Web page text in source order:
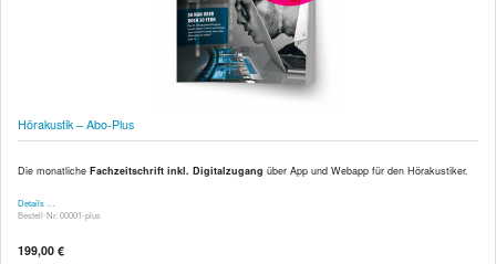
Hörakustik – Abo-Plus
Die monatliche Fachzeitschrift inkl. Digitalzugang über App und Webapp für den Hörakustiker.
Details …
Bestell-Nr. 00001-plus
199,00 €